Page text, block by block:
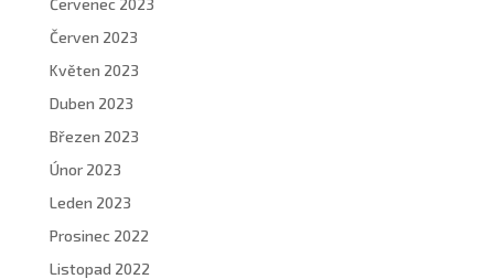
Červenec 2023
Červen 2023
Květen 2023
Duben 2023
Březen 2023
Únor 2023
Leden 2023
Prosinec 2022
Listopad 2022